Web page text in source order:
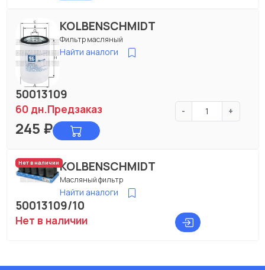
KOLBENSCHMIDT
Фильтр масляный
Найти аналоги
50013109
60 дн.Предзаказ - +
245 ₽
Нет в наличииKOLBENSCHMIDT
Масляный фильтр
Найти аналоги
50013109/10
Нет в наличии